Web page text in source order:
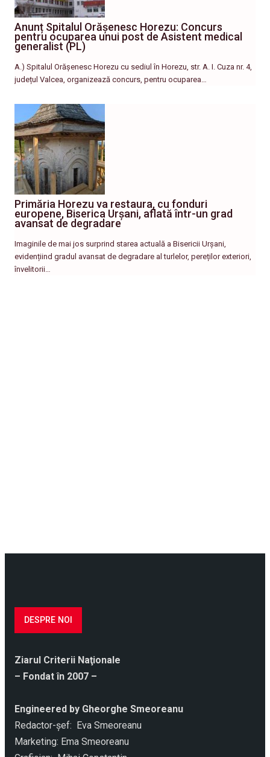
Anunț Spitalul Orășenesc Horezu: Concurs
pentru ocuparea unui post de Asistent medical
generalist (PL)
A.) Spitalul Orășenesc Horezu cu sediul în Horezu, str. A. I. Cuza nr. 4,
județul Valcea, organizează concurs, pentru ocuparea…
Primăria Horezu va restaura, cu fonduri
europene, Biserica Urșani, aflată într-un grad
avansat de degradare
Imaginile de mai jos surprind starea actuală a Bisericii Urșani,
evidențiind gradul avansat de degradare al turlelor, pereților exteriori,
învelitorii…
DESPRE NOI
Ziarul Criterii Naţionale
– Fondat în 2007 –
Engineered by Gheorghe Smeoreanu
Redactor-şef: Eva Smeoreanu
Marketing: Ema Smeoreanu